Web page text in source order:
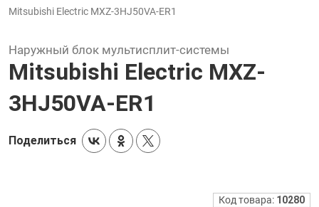
Mitsubishi Electric MXZ-3HJ50VA-ER1
Наружный блок мультисплит-системы
Mitsubishi Electric MXZ-
3HJ50VA-ER1
Поделиться
Код товара: 10280